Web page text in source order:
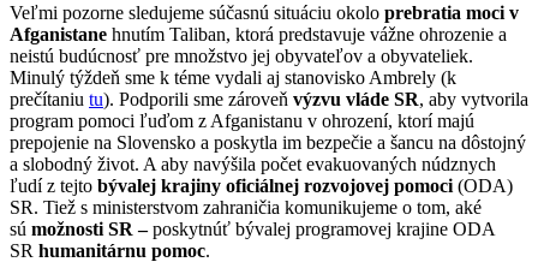
Veľmi pozorne sledujeme súčasnú situáciu okolo prebratia moci v
Afganistane hnutím Taliban, ktorá predstavuje vážne ohrozenie a
neistú budúcnosť pre množstvo jej obyvateľov a obyvateliek.
Minulý týždeň sme k téme vydali aj stanovisko Ambrely (k
prečítaniu tu). Podporili sme zároveň výzvu vláde SR, aby vytvorila
program pomoci ľuďom z Afganistanu v ohrození, ktorí majú
prepojenie na Slovensko a poskytla im bezpečie a šancu na dôstojný
a slobodný život. A aby navýšila počet evakuovaných núdznych
ľudí z tejto bývalej krajiny oficiálnej rozvojovej pomoci (ODA)
SR. Tiež s ministerstvom zahraničia komunikujeme o tom, aké
sú možnosti SR –poskytnúť bývalej programovej krajine ODA
SR humanitárnu pomoc.